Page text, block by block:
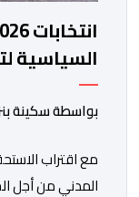
السياسية
المناطق
بواسطة سكينة
المدني من أجل